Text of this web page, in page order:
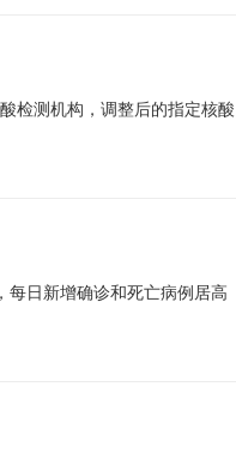
检测机构，调整后的指定核酸
每日新增确诊和死亡病例居高